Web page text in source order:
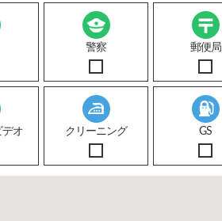
警察 郵便局
デオ クリーニング GS